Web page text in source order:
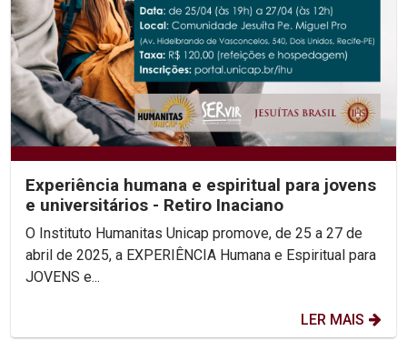
Experiência humana e espiritual para jovens
e universitários - Retiro Inaciano
O Instituto Humanitas Unicap promove, de 25 a 27 de
abril de 2025, a EXPERIÊNCIA Humana e Espiritual para
JOVENS e...
LER MAIS